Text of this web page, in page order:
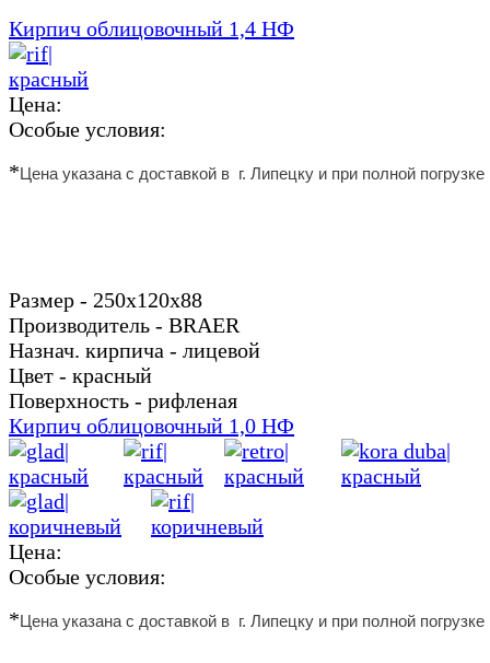
Кирпич облицовочный 1,4 НФ
Цена:
Особые условия:
*Цена указана с доставкой в г. Липецку и при полной
Размер - 250х120х88
Производитель - BRAER
Назнач. кирпича - лицевой
Цвет - красный
Поверхность - рифленая
Кирпич облицовочный 1,0 НФ
Цена:
Особые условия:
*Цена указана с доставкой в г. Липецку и при полной